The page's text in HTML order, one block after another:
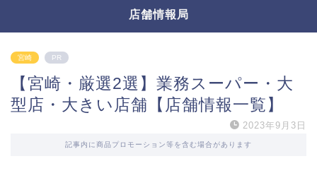
店舗情報局
宮崎 PR
【宮崎・厳選2選】業務スーパー・大
型店・大きい店舗【店舗情報一覧】
2023年9月3日
記事内に商品プロモーション等を含む場合があります